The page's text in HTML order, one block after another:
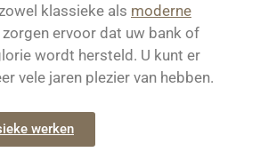
klassieke als moderne
zorgen ervoor dat uw bank of
wordt hersteld. U kunt er
vele jaren plezier van hebben.
werken